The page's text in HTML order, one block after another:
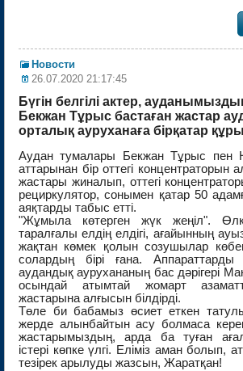
Новости
26.07.2020 21:17:45
Бүгін белгілі актер,
Бекжан Тұрыс бастаған жастар
орталық ауруханаға бірқатар
Аудан тумалары Бекжан Тұрыс пен
аттарынан бір оттегі концентраторын
жастары жиналып, оттегі
рециркулятор, сонымен қатар 50
аяқтарды табыс етті.
"Жұмыла көтерген жүк жеңіл".
таралғалы елдің елдігі, ағайынның
жақтан көмек қолын созушылар
солардың бірі ғана.
аудандық аурухананың бас дәрігері
осындай атымтай жомарт
жастарына алғысын білдірді.
Төле би бабамыз өсиет еткен
жерде алынбайтын асу болмаса
жастарымыздың, арда ба туған
істері көпке үлгі. Еліміз аман болып,
тезірек арылуды жазсын, Жаратқан!